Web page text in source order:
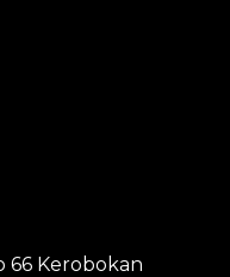
66 Kerobokan